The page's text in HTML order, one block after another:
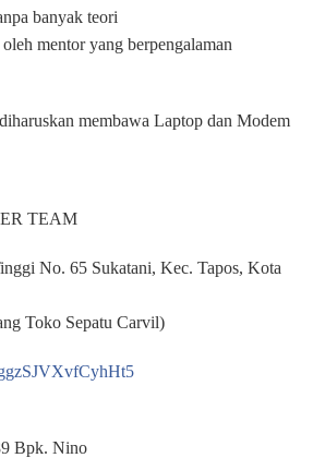
banyak teori
mentor yang berpengalaman
membawa Laptop dan Modem
TEAM
No. 65 Sukatani, Kec. Tapos, Kota
Toko Sepatu Carvil)
Bpk. Nino